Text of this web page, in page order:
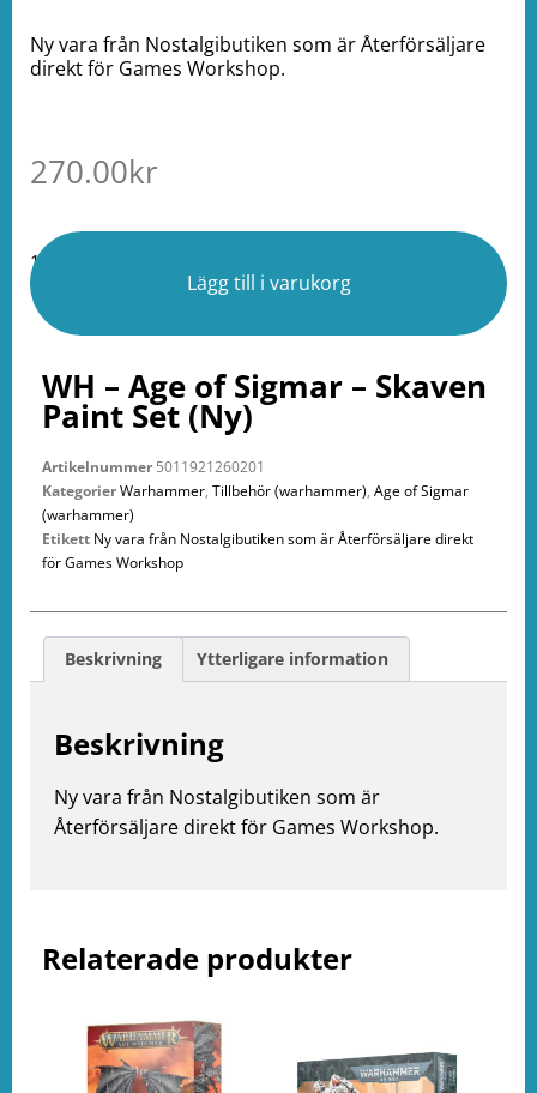
Ny vara från Nostalgibutiken som är Återförsäljare
direkt för Games Workshop.
270.00kr
1 i lager
Lägg till i varukorg
Relaterade produkter
WH – Age of Sigmar – Skaven
Paint Set (Ny)
Artikelnummer 5011921260201
KategorierWarhammer, Tillbehör (warhammer), Age of Sigmar
(warhammer)
Etikett Ny vara från Nostalgibutiken som är Återförsäljare direkt
för Games Workshop
Beskrivning Ytterligare information
Beskrivning
Ny vara från Nostalgibutiken som är
Återförsäljare direkt för Games Workshop.